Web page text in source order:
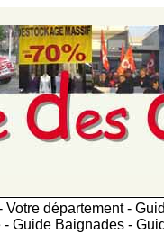
département -
Guide Baignades -